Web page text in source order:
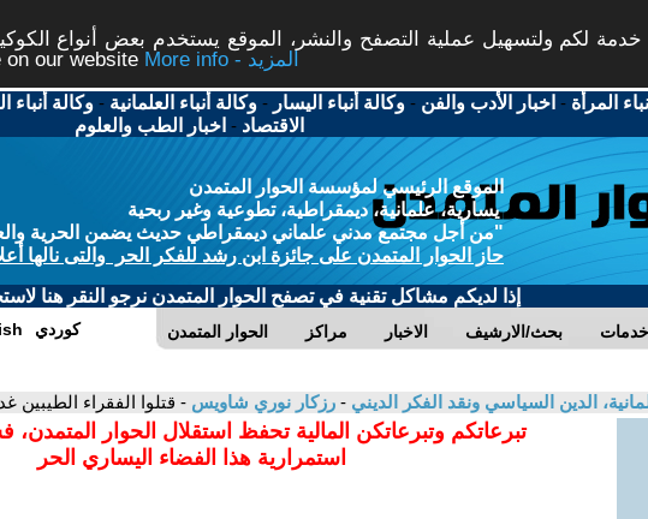
خدمة لكم ولتسهيل عملية التصفح والنشر، الموقع يستخدم بعض أنواع
our website
More info - المزيد
المرأة - اخبار الأدب والفن -وكالة أنباء اليسار -وكالة أنباء العلمانية -وكالة أنباء
الاقتصاد - اخبار الطب والعلوم
الموقع الرئيسي لمؤسسة الحوار المتمدن
يسارية، علمانية، ديمقراطية، تطوعية وغير ربحية
"من أجل مجتمع مدني علماني ديمقراطي حديث يضمن الحرية
حاز الحوار المتمدن على جائزة ابن رشد للفكر الحر والتى نالها
إذا لديكم مشاكل تقنية في تصفح الحوار المتمدن نرجو النقر هنا
الحوار المتمدن مراكز الاخبار بحث/الارشيف خدمات كوردي
الدين السياسي ونقد الفكر الديني - رزكار نوري شاويس - قتلوا الفقراء الطيبين
تبرعاتكم وتبرعاتكن المالية تحفظ استقلال الحوار
استمرارية هذا الفضاء اليساري الحر